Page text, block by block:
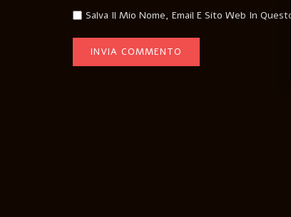
Salva Il Mio Nome, Email E Sito Web In